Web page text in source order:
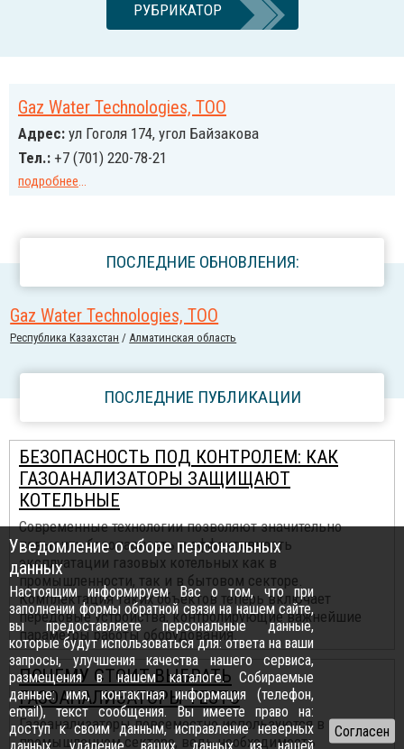
РУБРИКАТОР
Gaz Water Technologies, ТОО
Адрес: ул Гоголя 174, угол Байзакова
Тел.: +7 (701) 220-78-21
подробнее...
ПОСЛЕДНИЕ ОБНОВЛЕНИЯ:
Gaz Water Technologies, ТОО
Республика Казахстан /Алматинская область
ПОСЛЕДНИЕ ПУБЛИКАЦИИ
БЕЗОПАСНОСТЬ ПОД КОНТРОЛЕМ: КАК
ГАЗОАНАЛИЗАТОРЫ ЗАЩИЩАЮТ
КОТЕЛЬНЫЕ
Современные технологии позволяют значительно
повысить безопасность и эффективность
эксплуатации газовых котельных как в
промышленности, так и в бытовом секторе.
Комплектация таких объектов теперь включает
передовые устройства, контролирующие важнейшие
параметры работы оборудования.
ПОЧЕМУ СТОИТ ВЫБРАТЬ
ГАЗОАНАЛИЗАТОРЫ TESTO
Газоанализаторы повсеместно используются в
промышленном секторе, ведь необходимость
Уведомление о сборе персональных
данных
Настоящим информируем Вас о том, что при
заполнении формы обратной связи на нашем сайте,
вы предоставляете персональные данные,
которые будут использоваться для: ответа на ваши
запросы, улучшения качества нашего сервиса,
размещения в нашем каталоге. Собираемые
данные: имя, контактная информация (телефон,
email), текст сообщения. Вы имеете право на:
доступ к своим данным, исправление неверных